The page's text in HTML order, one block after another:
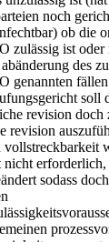
noch
ob die
zulässig ist
des
genannten
soll
revision
revision
vollstreckbarkeit
nicht
sodass